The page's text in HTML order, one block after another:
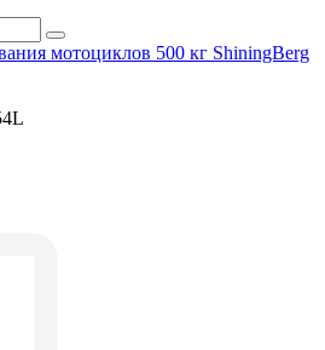
мотоциклов 500 кг ShiningBerg